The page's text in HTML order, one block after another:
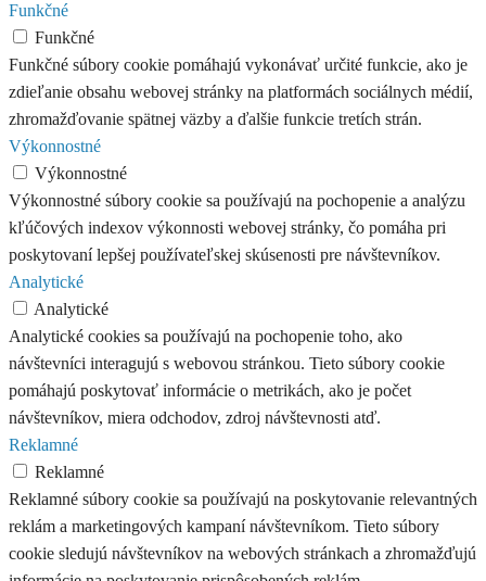
Funkčné
Funkčné
Funkčné súbory cookie pomáhajú vykonávať určité funkcie, ako je
zdieľanie obsahu webovej stránky na platformách sociálnych médií,
zhromažďovanie spätnej väzby a ďalšie funkcie tretích strán.
Výkonnostné
Výkonnostné
Výkonnostné súbory cookie sa používajú na pochopenie a analýzu
kľúčových indexov výkonnosti webovej stránky, čo pomáha pri
poskytovaní lepšej používateľskej skúsenosti pre návštevníkov.
Analytické
Analytické
Analytické cookies sa používajú na pochopenie toho, ako
návštevníci interagujú s webovou stránkou. Tieto súbory cookie
pomáhajú poskytovať informácie o metrikách, ako je počet
návštevníkov, miera odchodov, zdroj návštevnosti atď.
Reklamné
Reklamné
Reklamné súbory cookie sa používajú na poskytovanie relevantných
reklám a marketingových kampaní návštevníkom. Tieto súbory
cookie sledujú návštevníkov na webových stránkach a zhromažďujú